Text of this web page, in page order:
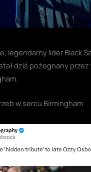
legendarny lider Black
dziś pożegnany
w sercu Birmingham